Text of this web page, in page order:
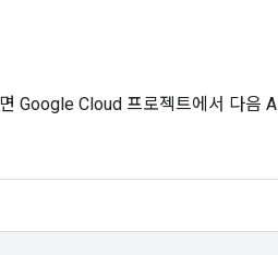
Google Cloud 프로젝트에서 다음